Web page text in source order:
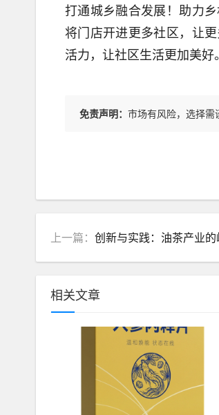
打通城乡融合发展！助力
将门店开进更多社区，让
活力，让社区生活更加美好。
免责声明： 市场有风险，选择需
上一篇： 创新与实践：油茶产业
相关文章